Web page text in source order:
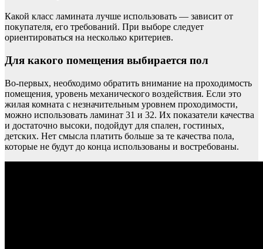
Какой класс ламината лучше использовать — зависит от
покупателя, его требований. При выборе следует
ориентироваться на несколько критериев.
Для какого помещения выбирается пол
Во-первых, необходимо обратить внимание на проходимость
помещения, уровень механического воздействия. Если это
жилая комната с незначительным уровнем проходимости,
можно использовать ламинат 31 и 32. Их показатели качества
и достаточно высоки, подойдут для спален, гостиных,
детских. Нет смысла платить больше за те качества пола,
которые не будут до конца использованы и востребованы.